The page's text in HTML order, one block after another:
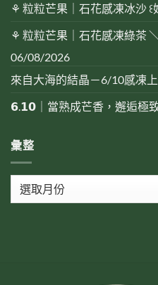
⚘ 粒粒芒果｜石花感凍冰沙 ꒰
⚘ 粒粒芒果｜石花感凍綠茶
06/08/2026
來自大海的結晶－6/10感凍
𝟲.𝟭𝟬｜當熟成芒香，邂逅極
彙整